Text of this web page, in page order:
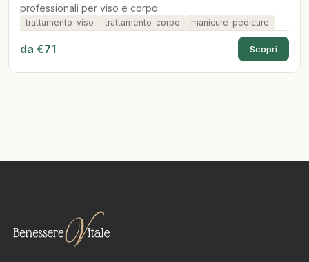
professionali per viso e corpo.
trattamento-viso trattamento-corpo manicure-pedicure
da €71 Scopri